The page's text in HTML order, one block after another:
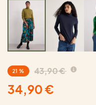
21 % 43,90 €
34,90 €